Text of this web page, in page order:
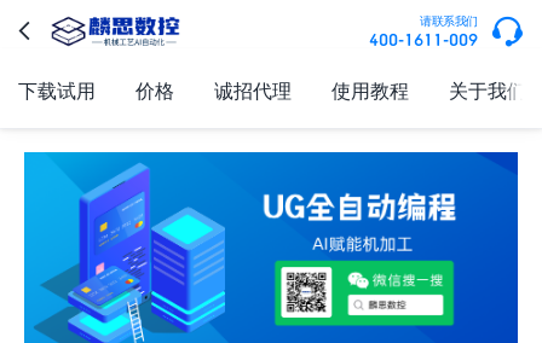
 请联系我们
400-1611-009 
下载试用 价格 诚招代理 使用教程 关于我们